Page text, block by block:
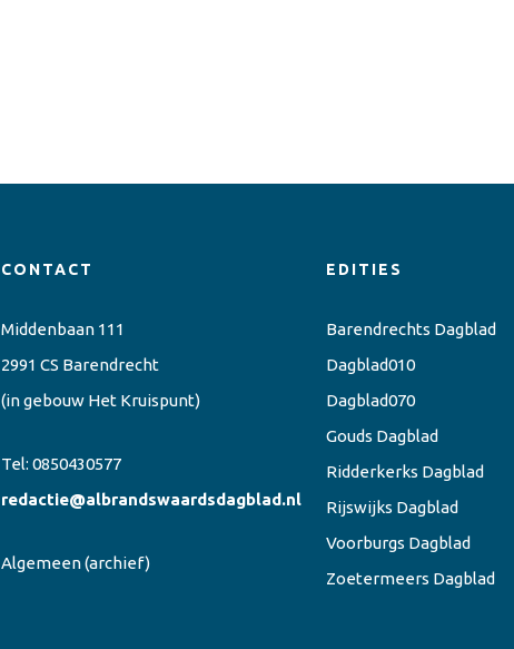
CONTACT
Middenbaan 111
2991 CS Barendrecht
(in gebouw Het Kruispunt)
Tel: 0850430577
redactie@albrandswaardsdagblad.nl
Algemeen(archief)
EDITIES
Barendrechts Dagblad
Dagblad010
Dagblad070
Gouds Dagblad
Ridderkerks Dagblad
Rijswijks Dagblad
Voorburgs Dagblad
Zoetermeers Dagblad